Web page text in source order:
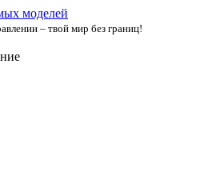
– твой мир без границ!